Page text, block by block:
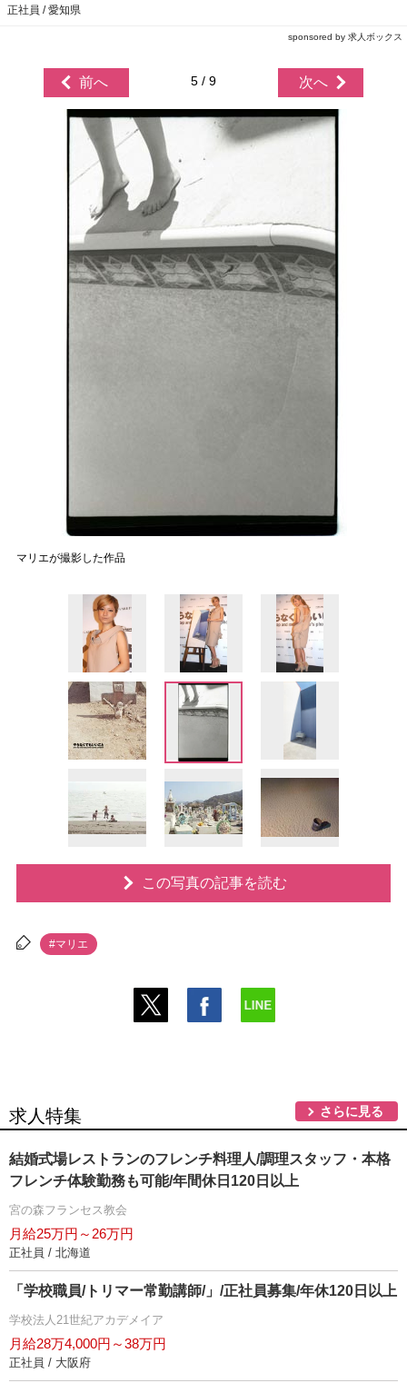
正社員 / 愛知県
sponsored by 求人ボックス
前へ 5 / 9 次へ
マリエが撮影した作品
この写真の記事を読む
#マリエ
求人特集 さらに見る
結婚式場レストランのフレンチ料理人/調理スタッフ・本格
フレンチ体験勤務も可能/年間休日120日以上
宮の森フランセス教会
月給25万円～26万円
正社員 / 北海道
「学校職員/トリマー常勤講師/」/正社員募集/年休120日以上
学校法人21世紀アカデメイア
月給28万4,000円～38万円
正社員 / 大阪府